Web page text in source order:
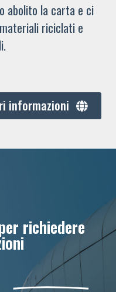
abolito la carta e ci
riciclati e
informazioni
richiedere